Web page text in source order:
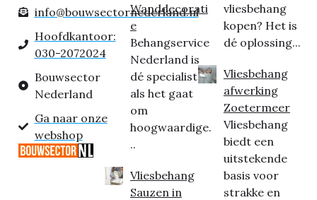
info@bouwsectornederland.nl
Hoofdkantoor:
030-2072024
Bouwsector
Nederland
Ga naar onze
webshop
Wanddecorati
e
Behangservice
Nederland is
dé specialist
als het gaat
om
hoogwaardige.
..
Vliesbehang
Sauzen in
vliesbehang
kopen? Het is
dé oplossing...
Vliesbehang
afwerking
Zoetermeer
Vliesbehang
biedt een
uitstekende
basis voor
strakke en